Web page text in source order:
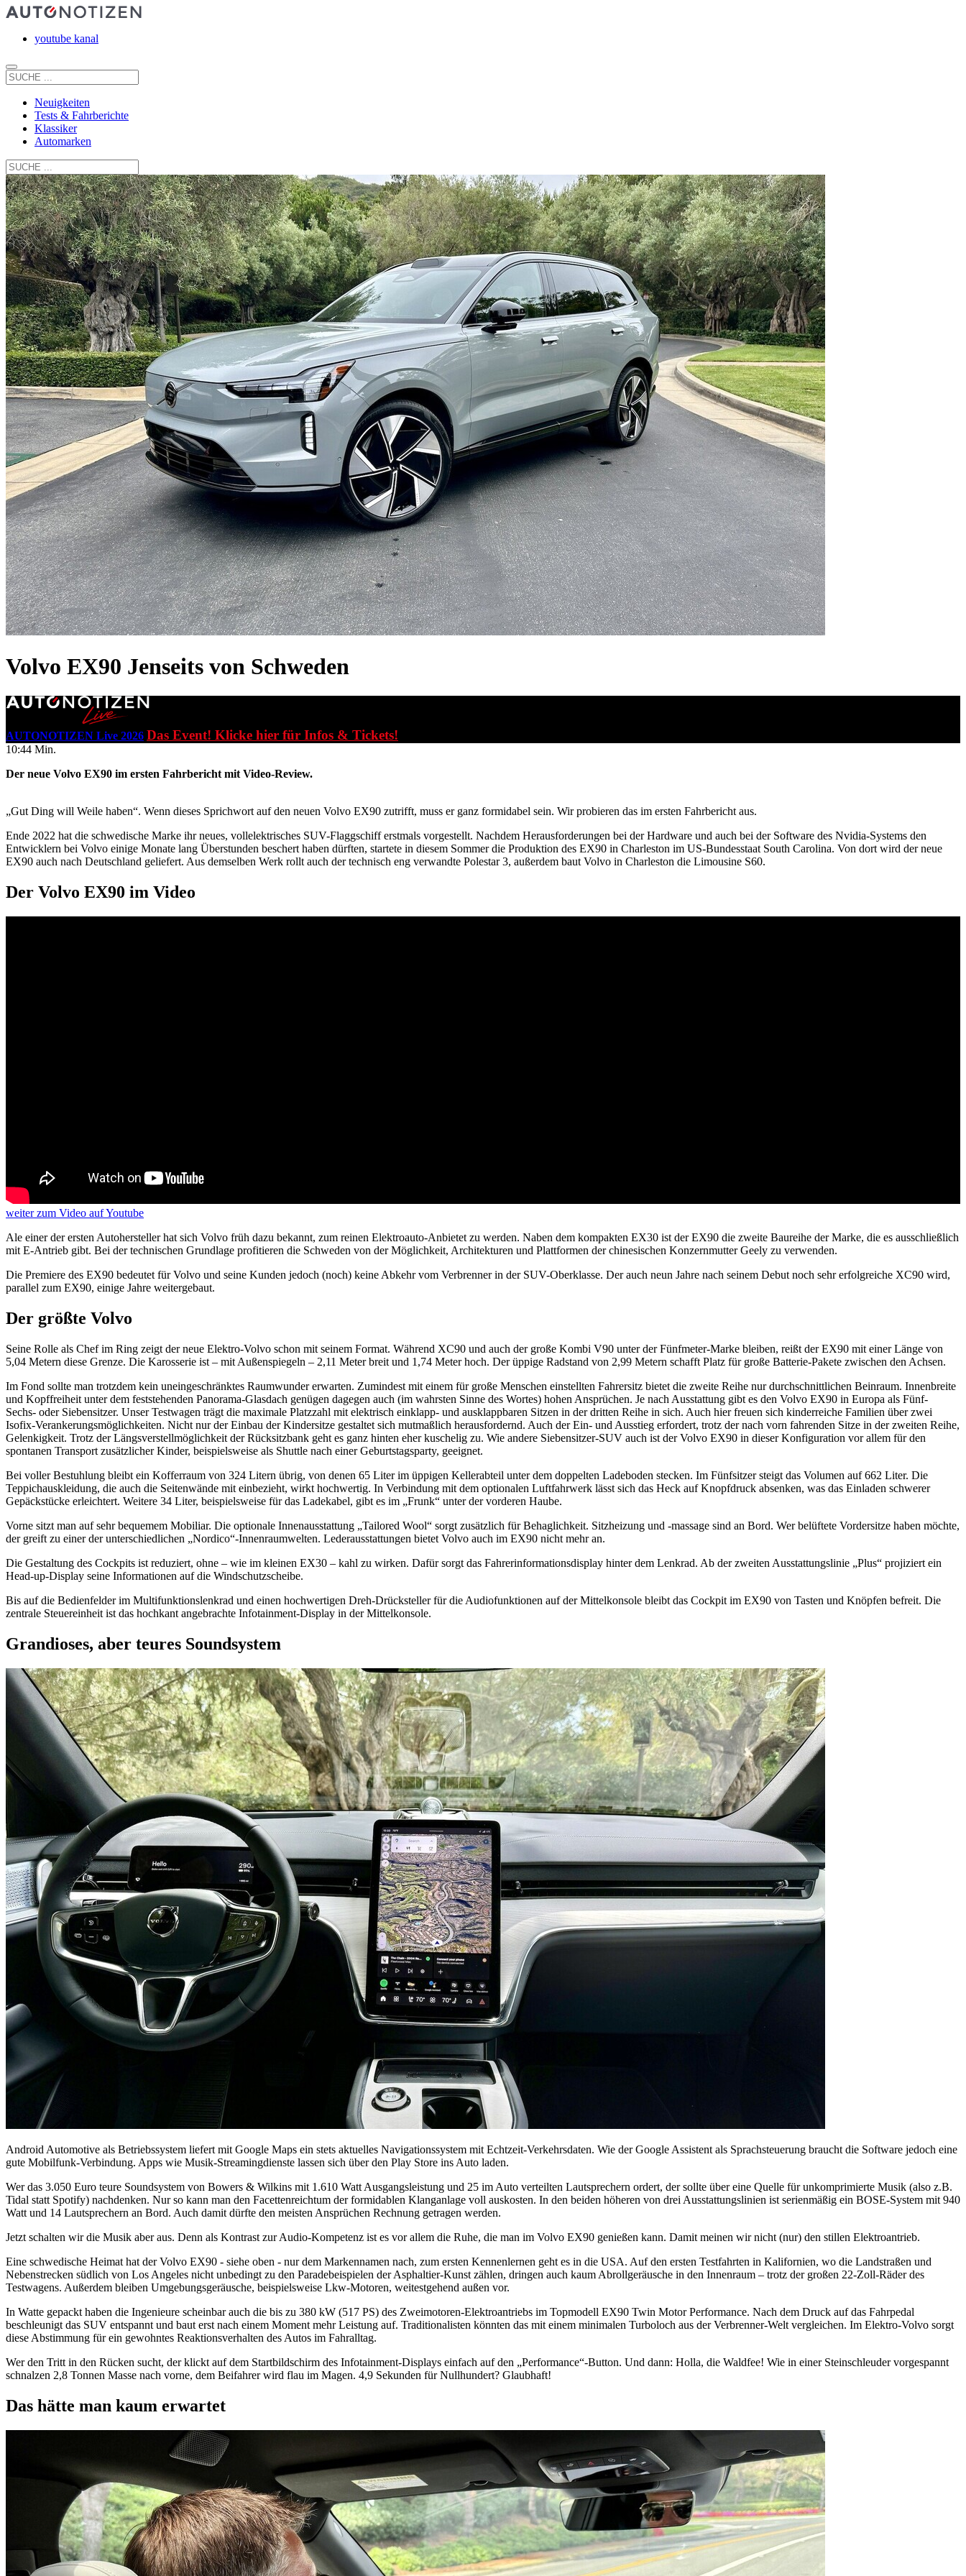
youtube kanal
Neuigkeiten
Tests & Fahrberichte
Klassiker
Automarken
Volvo EX90 Jenseits von Schweden
AUTONOTIZEN Live 2026 Das Event! Klicke hier für Infos & Tickets!
10:44 Min.
Der neue Volvo EX90 im ersten Fahrbericht mit Video-Review.
„Gut Ding will Weile haben“. Wenn dieses Sprichwort auf den neuen Volvo EX90 zutrifft, muss er ganz formidabel sein. Wir probieren das im ersten Fahrbericht aus.
Ende 2022 hat die schwedische Marke ihr neues, vollelektrisches SUV-Flaggschiff erstmals vorgestellt. Nachdem Herausforderungen bei der Hardware und auch bei der Software des Nvidia-Systems den
Entwicklern bei Volvo einige Monate lang Überstunden beschert haben dürften, startete in diesem Sommer die Produktion des EX90 in Charleston im US-Bundesstaat South Carolina. Von dort wird der neue
EX90 auch nach Deutschland geliefert. Aus demselben Werk rollt auch der technisch eng verwandte Polestar 3, außerdem baut Volvo in Charleston die Limousine S60.
Der Volvo EX90 im Video
weiterzum Video auf Youtube
Ale einer der ersten Autohersteller hat sich Volvo früh dazu bekannt, zum reinen Elektroauto-Anbietet zu werden. Naben dem kompakten EX30 ist der EX90 die zweite Baureihe der Marke, die es ausschließlich
mit E-Antrieb gibt. Bei der technischen Grundlage profitieren die Schweden von der Möglichkeit, Architekturen und Plattformen der chinesischen Konzernmutter Geely zu verwenden.
Die Premiere des EX90 bedeutet für Volvo und seine Kunden jedoch (noch) keine Abkehr vom Verbrenner in der SUV-Oberklasse. Der auch neun Jahre nach seinem Debut noch sehr erfolgreiche XC90 wird,
parallel zum EX90, einige Jahre weitergebaut.
Der größte Volvo
Seine Rolle als Chef im Ring zeigt der neue Elektro-Volvo schon mit seinem Format. Während XC90 und auch der große Kombi V90 unter der Fünfmeter-Marke bleiben, reißt der EX90 mit einer Länge von
5,04 Metern diese Grenze. Die Karosserie ist – mit Außenspiegeln – 2,11 Meter breit und 1,74 Meter hoch. Der üppige Radstand von 2,99 Metern schafft Platz für große Batterie-Pakete zwischen den Achsen.
Im Fond sollte man trotzdem kein uneingeschränktes Raumwunder erwarten. Zumindest mit einem für große Menschen einstellten Fahrersitz bietet die zweite Reihe nur durchschnittlichen Beinraum. Innenbreite
und Kopffreiheit unter dem feststehenden Panorama-Glasdach genügen dagegen auch (im wahrsten Sinne des Wortes) hohen Ansprüchen. Je nach Ausstattung gibt es den Volvo EX90 in Europa als Fünf-
Sechs- oder Siebensitzer. Unser Testwagen trägt die maximale Platzzahl mit elektrisch einklapp- und ausklappbaren Sitzen in der dritten Reihe in sich. Auch hier freuen sich kinderreiche Familien über zwei
Isofix-Verankerungsmöglichkeiten. Nicht nur der Einbau der Kindersitze gestaltet sich mutmaßlich herausfordernd. Auch der Ein- und Ausstieg erfordert, trotz der nach vorn fahrenden Sitze in der zweiten Reihe,
Gelenkigkeit. Trotz der Längsverstellmöglichkeit der Rücksitzbank geht es ganz hinten eher kuschelig zu. Wie andere Siebensitzer-SUV auch ist der Volvo EX90 in dieser Konfiguration vor allem für den
spontanen Transport zusätzlicher Kinder, beispielsweise als Shuttle nach einer Geburtstagsparty, geeignet.
Bei voller Bestuhlung bleibt ein Kofferraum von 324 Litern übrig, von denen 65 Liter im üppigen Kellerabteil unter dem doppelten Ladeboden stecken. Im Fünfsitzer steigt das Volumen auf 662 Liter. Die
Teppichauskleidung, die auch die Seitenwände mit einbezieht, wirkt hochwertig. In Verbindung mit dem optionalen Luftfahrwerk lässt sich das Heck auf Knopfdruck absenken, was das Einladen schwerer
Gepäckstücke erleichtert. Weitere 34 Liter, beispielsweise für das Ladekabel, gibt es im „Frunk“ unter der vorderen Haube.
Vorne sitzt man auf sehr bequemem Mobiliar. Die optionale Innenausstattung „Tailored Wool“ sorgt zusätzlich für Behaglichkeit. Sitzheizung und -massage sind an Bord. Wer belüftete Vordersitze haben möchte,
der greift zu einer der unterschiedlichen „Nordico“-Innenraumwelten. Lederausstattungen bietet Volvo auch im EX90 nicht mehr an.
Die Gestaltung des Cockpits ist reduziert, ohne – wie im kleinen EX30 – kahl zu wirken. Dafür sorgt das Fahrerinformationsdisplay hinter dem Lenkrad. Ab der zweiten Ausstattungslinie „Plus“ projiziert ein
Head-up-Display seine Informationen auf die Windschutzscheibe.
Bis auf die Bedienfelder im Multifunktionslenkrad und einen hochwertigen Dreh-Drücksteller für die Audiofunktionen auf der Mittelkonsole bleibt das Cockpit im EX90 von Tasten und Knöpfen befreit. Die
zentrale Steuereinheit ist das hochkant angebrachte Infotainment-Display in der Mittelkonsole.
Grandioses, aber teures Soundsystem
Android Automotive als Betriebssystem liefert mit Google Maps ein stets aktuelles Navigationssystem mit Echtzeit-Verkehrsdaten. Wie der Google Assistent als Sprachsteuerung braucht die Software jedoch eine
gute Mobilfunk-Verbindung. Apps wie Musik-Streamingdienste lassen sich über den Play Store ins Auto laden.
Wer das 3.050 Euro teure Soundsystem von Bowers & Wilkins mit 1.610 Watt Ausgangsleistung und 25 im Auto verteilten Lautsprechern ordert, der sollte über eine Quelle für unkomprimierte Musik (also z.B.
Tidal statt Spotify) nachdenken. Nur so kann man den Facettenreichtum der formidablen Klanganlage voll auskosten. In den beiden höheren von drei Ausstattungslinien ist serienmäßig ein BOSE-System mit 940
Watt und 14 Lautsprechern an Bord. Auch damit dürfte den meisten Ansprüchen Rechnung getragen werden.
Jetzt schalten wir die Musik aber aus. Denn als Kontrast zur Audio-Kompetenz ist es vor allem die Ruhe, die man im Volvo EX90 genießen kann. Damit meinen wir nicht (nur) den stillen Elektroantrieb.
Eine schwedische Heimat hat der Volvo EX90 - siehe oben - nur dem Markennamen nach, zum ersten Kennenlernen geht es in die USA. Auf den ersten Testfahrten in Kalifornien, wo die Landstraßen und
Nebenstrecken südlich von Los Angeles nicht unbedingt zu den Paradebeispielen der Asphaltier-Kunst zählen, dringen auch kaum Abrollgeräusche in den Innenraum – trotz der großen 22-Zoll-Räder des
Testwagens. Außerdem bleiben Umgebungsgeräusche, beispielsweise Lkw-Motoren, weitestgehend außen vor.
In Watte gepackt haben die Ingenieure scheinbar auch die bis zu 380 kW (517 PS) des Zweimotoren-Elektroantriebs im Topmodell EX90 Twin Motor Performance. Nach dem Druck auf das Fahrpedal
beschleunigt das SUV entspannt und baut erst nach einem Moment mehr Leistung auf. Traditionalisten könnten das mit einem minimalen Turboloch aus der Verbrenner-Welt vergleichen. Im Elektro-Volvo sorgt
diese Abstimmung für ein gewohntes Reaktionsverhalten des Autos im Fahralltag.
Wer den Tritt in den Rücken sucht, der klickt auf dem Startbildschirm des Infotainment-Displays einfach auf den „Performance“-Button. Und dann: Holla, die Waldfee! Wie in einer Steinschleuder vorgespannt
schnalzen 2,8 Tonnen Masse nach vorne, dem Beifahrer wird flau im Magen. 4,9 Sekunden für Nullhundert? Glaubhaft!
Das hätte man kaum erwartet